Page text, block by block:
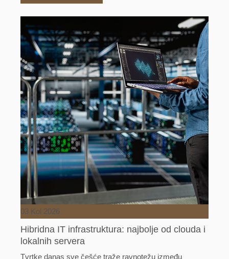
03 Kol 2026
Hibridna IT infrastruktura: najbolje od clouda i
lokalnih servera
Tvrtke danas sve češće traže ravnotežu između